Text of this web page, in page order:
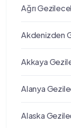
Ağrı
Akdenizden
Akkaya
Alanya
Alaska